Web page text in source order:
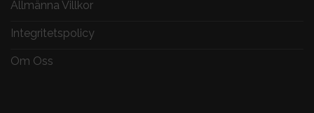
Allmänna Villkor
Integritetspolicy
Om Oss